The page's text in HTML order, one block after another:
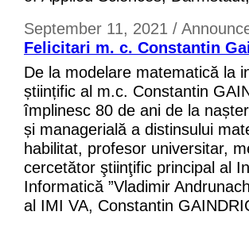
September 11, 2021 /
Felicitari m. c. Constantin
De la modelare matematică la
științific al m.c. Constantin
împlinesc 80 de ani de la
și managerială a distinsului
habilitat, profesor universitar,
cercetător ştiinţific principal al
Informatică ”Vladimir
al IMI VA, Constantin